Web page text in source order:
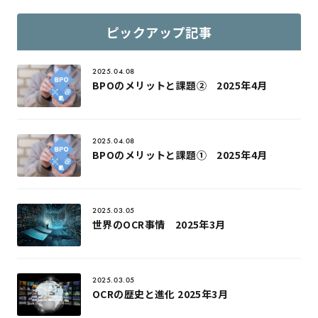
ピックアップ記事
2025.04.08
BPOのメリットと課題② 2025年4月
2025.04.08
BPOのメリットと課題① 2025年4月
2025.03.05
世界のOCR事情 2025年3月
2025.03.05
OCRの歴史と進化 2025年3月